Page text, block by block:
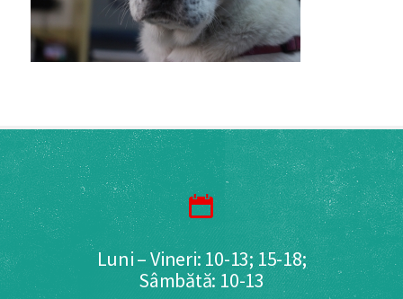
Luni – Vineri: 10-13; 15-18;
Sâmbătă: 10-13